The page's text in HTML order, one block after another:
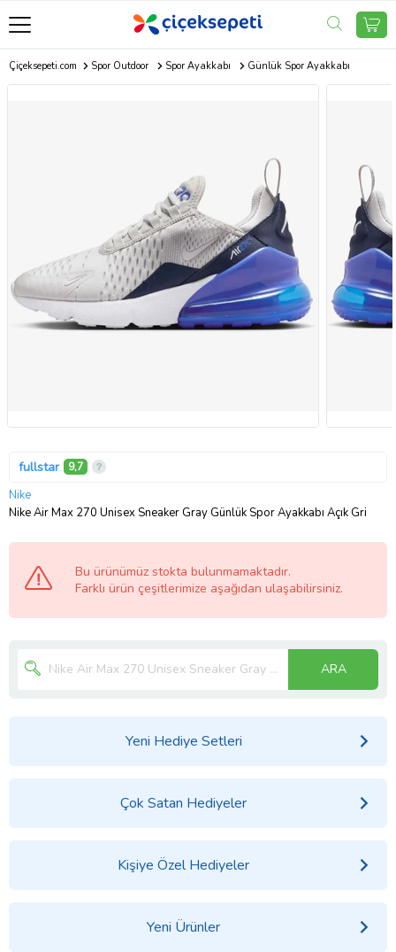
Çiçeksepeti.com Spor Outdoor Spor Ayakkabı Günlük Spor Ayakkabı
fullstar 9,7
Nike
Nike Air Max 270 Unisex Sneaker Gray Günlük Spor Ayakkabı Açık Gri
Bu ürünümüz stokta bulunmamaktadır.
Farklı ürün çeşitlerimize aşağıdan ulaşabilirsiniz.
ARA
Yeni Hediye Setleri
Çok Satan Hediyeler
Kişiye Özel Hediyeler
Yeni Ürünler